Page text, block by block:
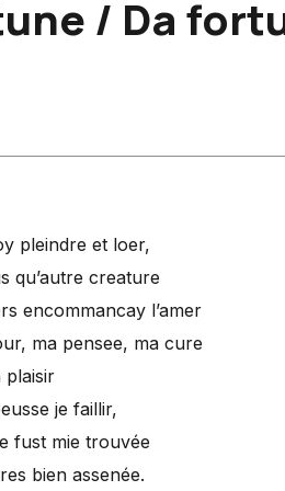
/ Da
pleindre et loer,
qu’autre creature
encommancay l’amer
ma pensee, ma cure
plaisir
je faillir,
fust mie trouvée
bien assenée.